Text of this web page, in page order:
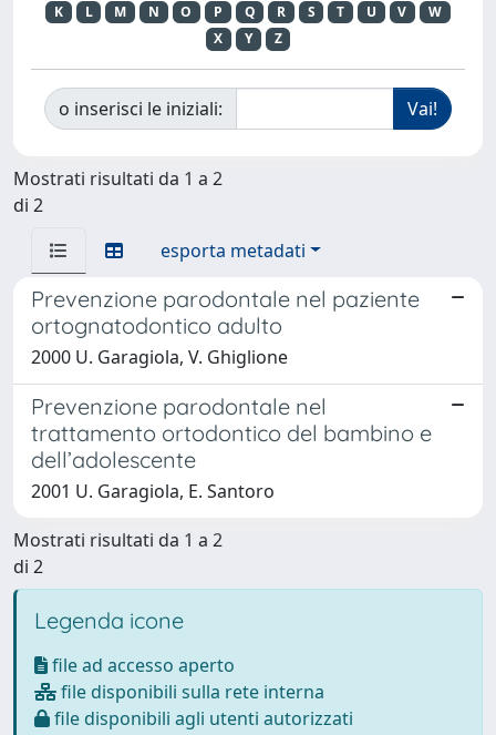
K
L M N O P Q R S T U V
W
X
Y Z
o inserisci le iniziali:
Mostrati risultati da 1 a 2
di 2
esporta metadati
Prevenzione parodontale nel paziente
ortognatodontico adulto
2000 U. Garagiola, V. Ghiglione
Prevenzione parodontale nel
trattamento ortodontico del bambino e
dell’adolescente
2001 U. Garagiola, E. Santoro
Mostrati risultati da 1 a 2
di 2
Legenda icone
file ad accesso aperto
file disponibili sulla rete interna
file disponibili agli utenti autorizzati